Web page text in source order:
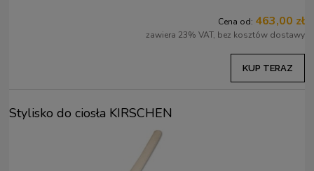
Cena od: 463,00 zł
zawiera 23% VAT, bez kosztów dostawy
KUP TERAZ
Stylisko do ciosła KIRSCHEN